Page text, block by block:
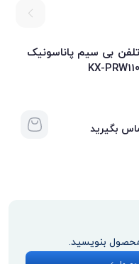
تلفن بی سیم پاناسونیک
KX-PRW110
بگیرید
بنویسید.